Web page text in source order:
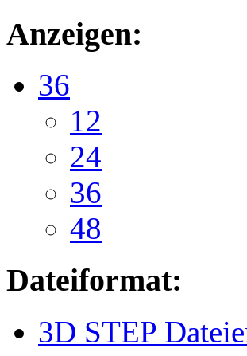
Anzeigen:
36
12
24
36
48
Dateiformat:
3D STEP